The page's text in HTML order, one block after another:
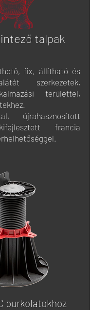
talpak
fix, állítható és
szerkezetek,
területtel,
újrahasznosított
francia
burkolatokhoz